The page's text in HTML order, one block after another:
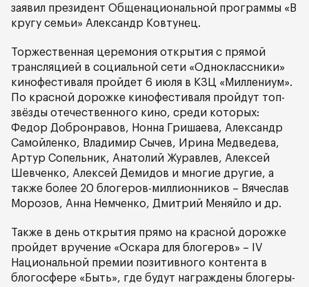
заявил президент Общенациональной программы «В
кругу семьи» Александр Ковтунец.
Торжественная церемония открытия с прямой
трансляцией в социальной сети «Одноклассники»
кинофестиваля пройдет 6 июля в КЗЦ «Миллениум».
По красной дорожке кинофестиваля пройдут топ-
звёзды отечественного кино, среди которых:
Федор Добронравов, Нонна Гришаева, Александр
Самойленко, Владимир Сычев, Ирина Медведева,
Артур Сопельник, Анатолий Журавлев, Алексей
Шевченко, Алексей Демидов и многие другие, а
также более 20 блогеров-миллионников – Вячеслав
Морозов, Анна Немченко, Дмитрий Меняйло и др.
Также в день открытия прямо на красной дорожке
пройдет вручение «Оскара для блогеров» – IV
Национальной премии позитивного контента в
блогосфере «Быть», где будут награждены блогеры-